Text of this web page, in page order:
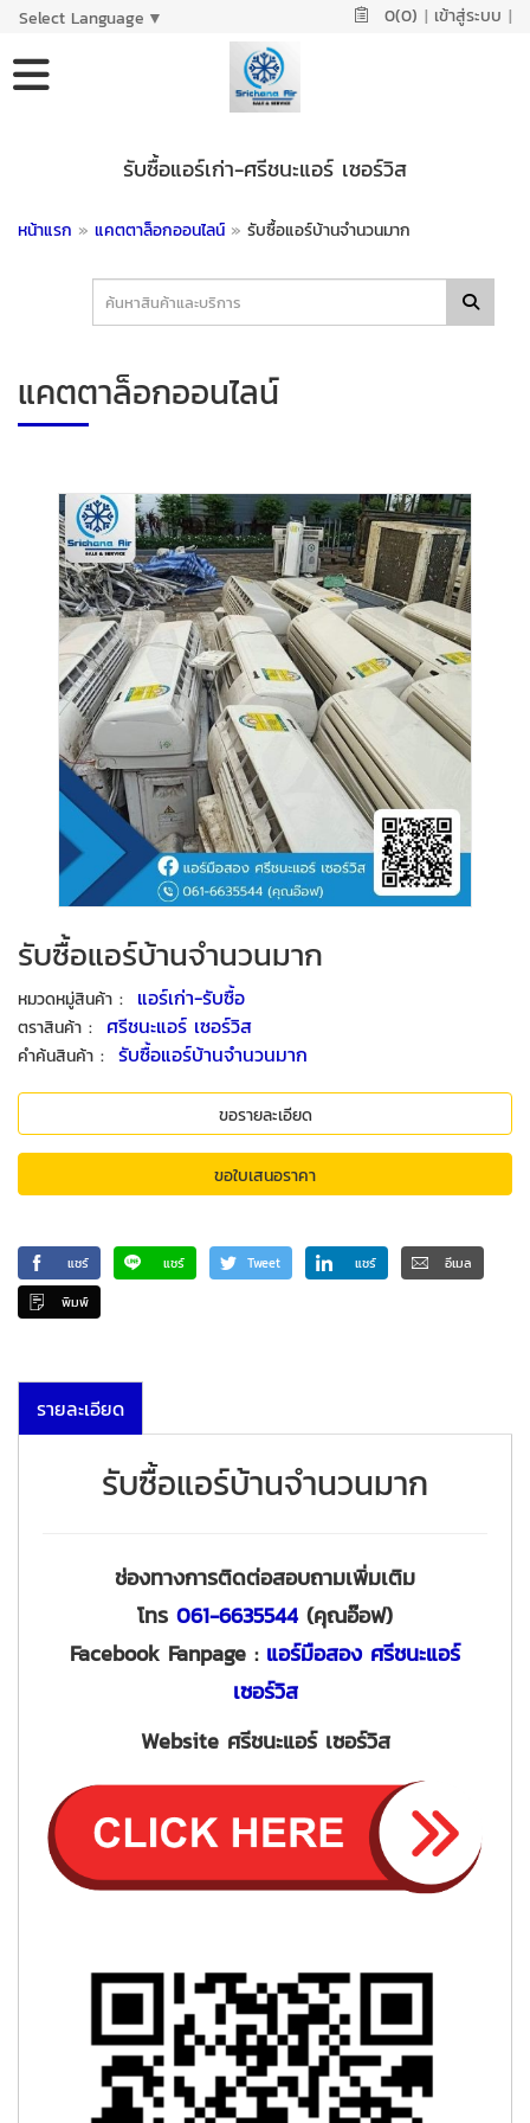
Select Language ▼ 0(0) | เข้าสู่ระบบ |
รับซื้อแอร์เก่า-ศรีชนะแอร์ เซอร์วิส
หน้าแรก » แคตตาล็อกออนไลน์ » รับซื้อแอร์บ้านจำนวนมาก
แคตตาล็อกออนไลน์
รับซื้อแอร์บ้านจำนวนมาก
หมวดหมู่สินค้า : แอร์เก่า-รับซื้อ
ตราสินค้า : ศรีชนะแอร์ เซอร์วิส
คำค้นสินค้า : รับซื้อแอร์บ้านจำนวนมาก
ขอรายละเอียด
ขอใบเสนอราคา
แชร์ แชร์ Tweet แชร์ อีเมล
พิมพ์
รายละเอียด
รับซื้อแอร์บ้านจำนวนมาก
ช่องทางการติดต่อสอบถามเพิ่มเติม
โทร 061-6635544(คุณอ๊อฟ)
Facebook Fanpage : แอร์มือสอง ศรีชนะแอร์
เซอร์วิส
Website ศรีชนะแอร์ เซอร์วิส